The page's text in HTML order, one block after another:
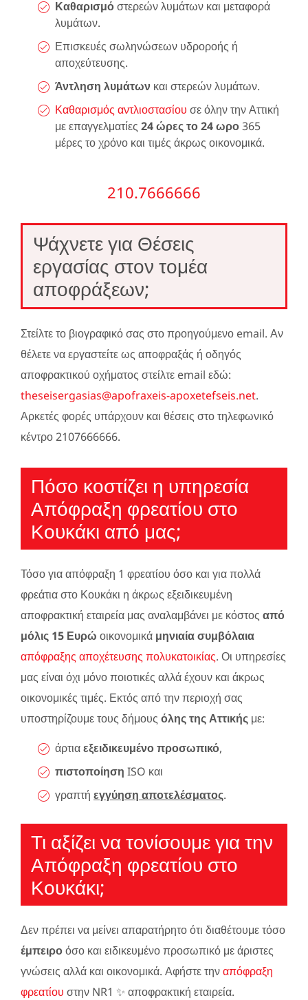
Καθαρισμόστερεών λυμάτων και μεταφορά
λυμάτων.
Επισκευές σωληνώσεων υδροροής ή
αποχεύτευσης.
Άντληση λυμάτων και στερεών λυμάτων.
Καθαρισμός αντλιοστασίου σε όλην την Αττική
με επαγγελματίες 24 ώρες το 24 ωρο365
μέρες το χρόνο και τιμές άκρως οικονομικά.
210.7666666
Ψάχνετε για Θέσεις
εργασίας στον τομέα
αποφράξεων;
Στείλτε το βιογραφικό σας στο προηγούμενο email. Αν
θέλετε να εργαστείτε ως αποφραξάς ή οδηγός
αποφρακτικού οχήματος στείλτε email εδώ:
theseisergasias@apofraxeis-apoxetefseis.net.
Αρκετές φορές υπάρχουν και θέσεις στο τηλεφωνικό
κέντρο 2107666666.
Πόσο κοστίζει η υπηρεσία
Απόφραξη φρεατίου στο
Κουκάκι από μας;
Τόσο για απόφραξη 1 φρεατίου όσο και για πολλά
φρεάτια στο Κουκάκι η άκρως εξειδικευμένη
αποφρακτική εταιρεία μας αναλαμβάνει με κόστος από
μόλις 15 Ευρώ οικονομικά μηνιαία συμβόλαια
απόφραξης αποχέτευσης πολυκατοικίας. Οι υπηρεσίες
μας είναι όχι μόνο ποιοτικές αλλά έχουν και άκρως
οικονομικές τιμές. Εκτός από την περιοχή σας
υποστηρίζουμε τους δήμους όλης της Αττικής με:
άρτιαεξειδικευμένο προσωπικό,
πιστοποίηση ISO και
γραπτή εγγύηση αποτελέσματος.
Τι αξίζει να τονίσουμε για την
Απόφραξη φρεατίου στο
Κουκάκι;
Δεν πρέπει να μείνει απαρατήρητο ότι διαθέτουμε τόσο
έμπειροόσο και ειδικευμένο προσωπικό με άριστες
γνώσεις αλλά και οικονομικά. Αφήστε τηναπόφραξη
φρεατίου στην NR1 ✨ αποφρακτική εταιρεία.